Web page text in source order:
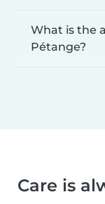
What is the
Pétange?
Care is